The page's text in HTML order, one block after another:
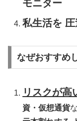
モニター
私生活を
なぜおすすめ
リスクが高
資・仮想通貨